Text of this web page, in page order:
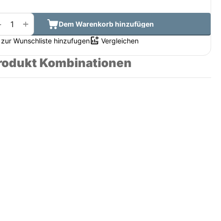
+
Dem Warenkorb hinzufügen
zur Wunschliste hinzufugen
Vergleichen
Kombinationen